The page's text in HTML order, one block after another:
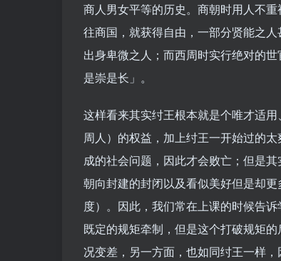
商人男女平等的历史。商朝时用人不
往商国，就获得自由，一部分贤能之
出身卑微之人；而西周时实行绝对的
是崇是长」。
这样看来其实纣王根本就是个唯才适
周人）的权益，加上纣王一开始过的
成的社会问题，因此才会败亡；但是
朝向封建的封闭以及看似美好但是却
度）。因此，我们常在上课的时候告
既定的规矩牵制，但是这个打破规矩
况变差，另一方面，也如同纣王一样